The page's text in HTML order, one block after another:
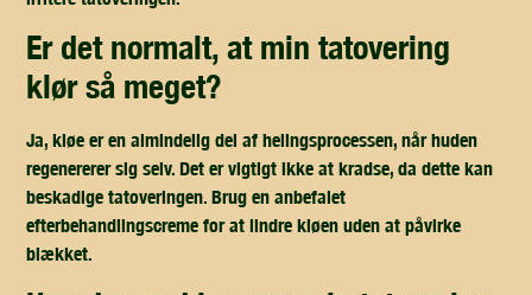
er det normalt, at min tatovering
klør så meget?
Ja, kløe er en almindelig del af helingsprocessen, når huden
regenererer sig selv. Det er vigtigt ikke at kradse, da dette kan
beskadige tatoveringen. Brug en anbefalet
efterbehandlingscreme for at lindre kløen uden at påvirke
blækket.